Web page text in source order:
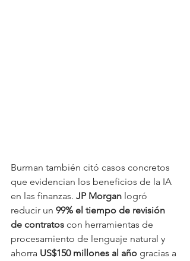
Burman también citó casos concretos
que evidencian los beneficios de la IA
en las finanzas. JP Morgan logró
reducir un 99% el tiempo de revisión
de contratos con herramientas de
procesamiento de lenguaje natural y
ahorra US$150 millones al año gracias a